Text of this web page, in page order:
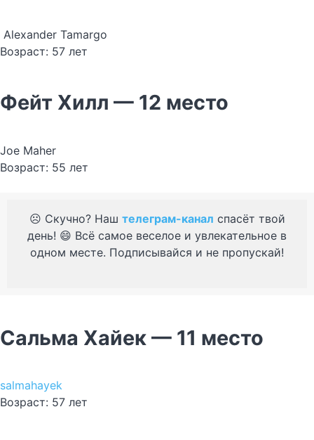
Alexander Tamargo
Возраст: 57 лет
Фейт Хилл — 12 место
Joe Maher
Возраст: 55 лет
☹️ Скучно? Наш телеграм-канал спасёт твой
день! 😄 Всё самое веселое и увлекательное в
одном месте. Подписывайся и не пропускай!
Сальма Хайек — 11 место
salmahayek
Возраст: 57 лет